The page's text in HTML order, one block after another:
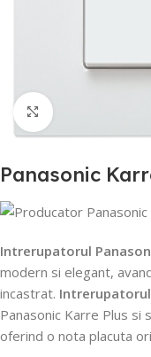
Mărește poza
Panasonic
Intrerupatorul
modern si elegant,
incastrat.
Panasonic Karre Plus si
oferind o nota placuta